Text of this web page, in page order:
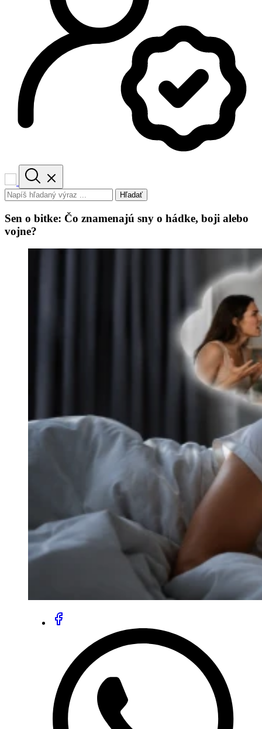
Hľadať
Sen o bitke: Čo znamenajú sny o hádke, boji alebo
vojne?